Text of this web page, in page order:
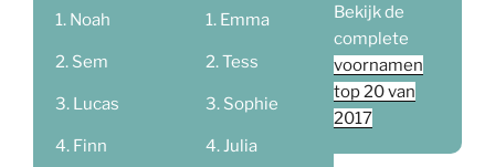
Noah
Sem
Lucas
Finn
Emma
Tess
Sophie
Julia
Bekijk de
complete
voornamen
top 20 van
2017